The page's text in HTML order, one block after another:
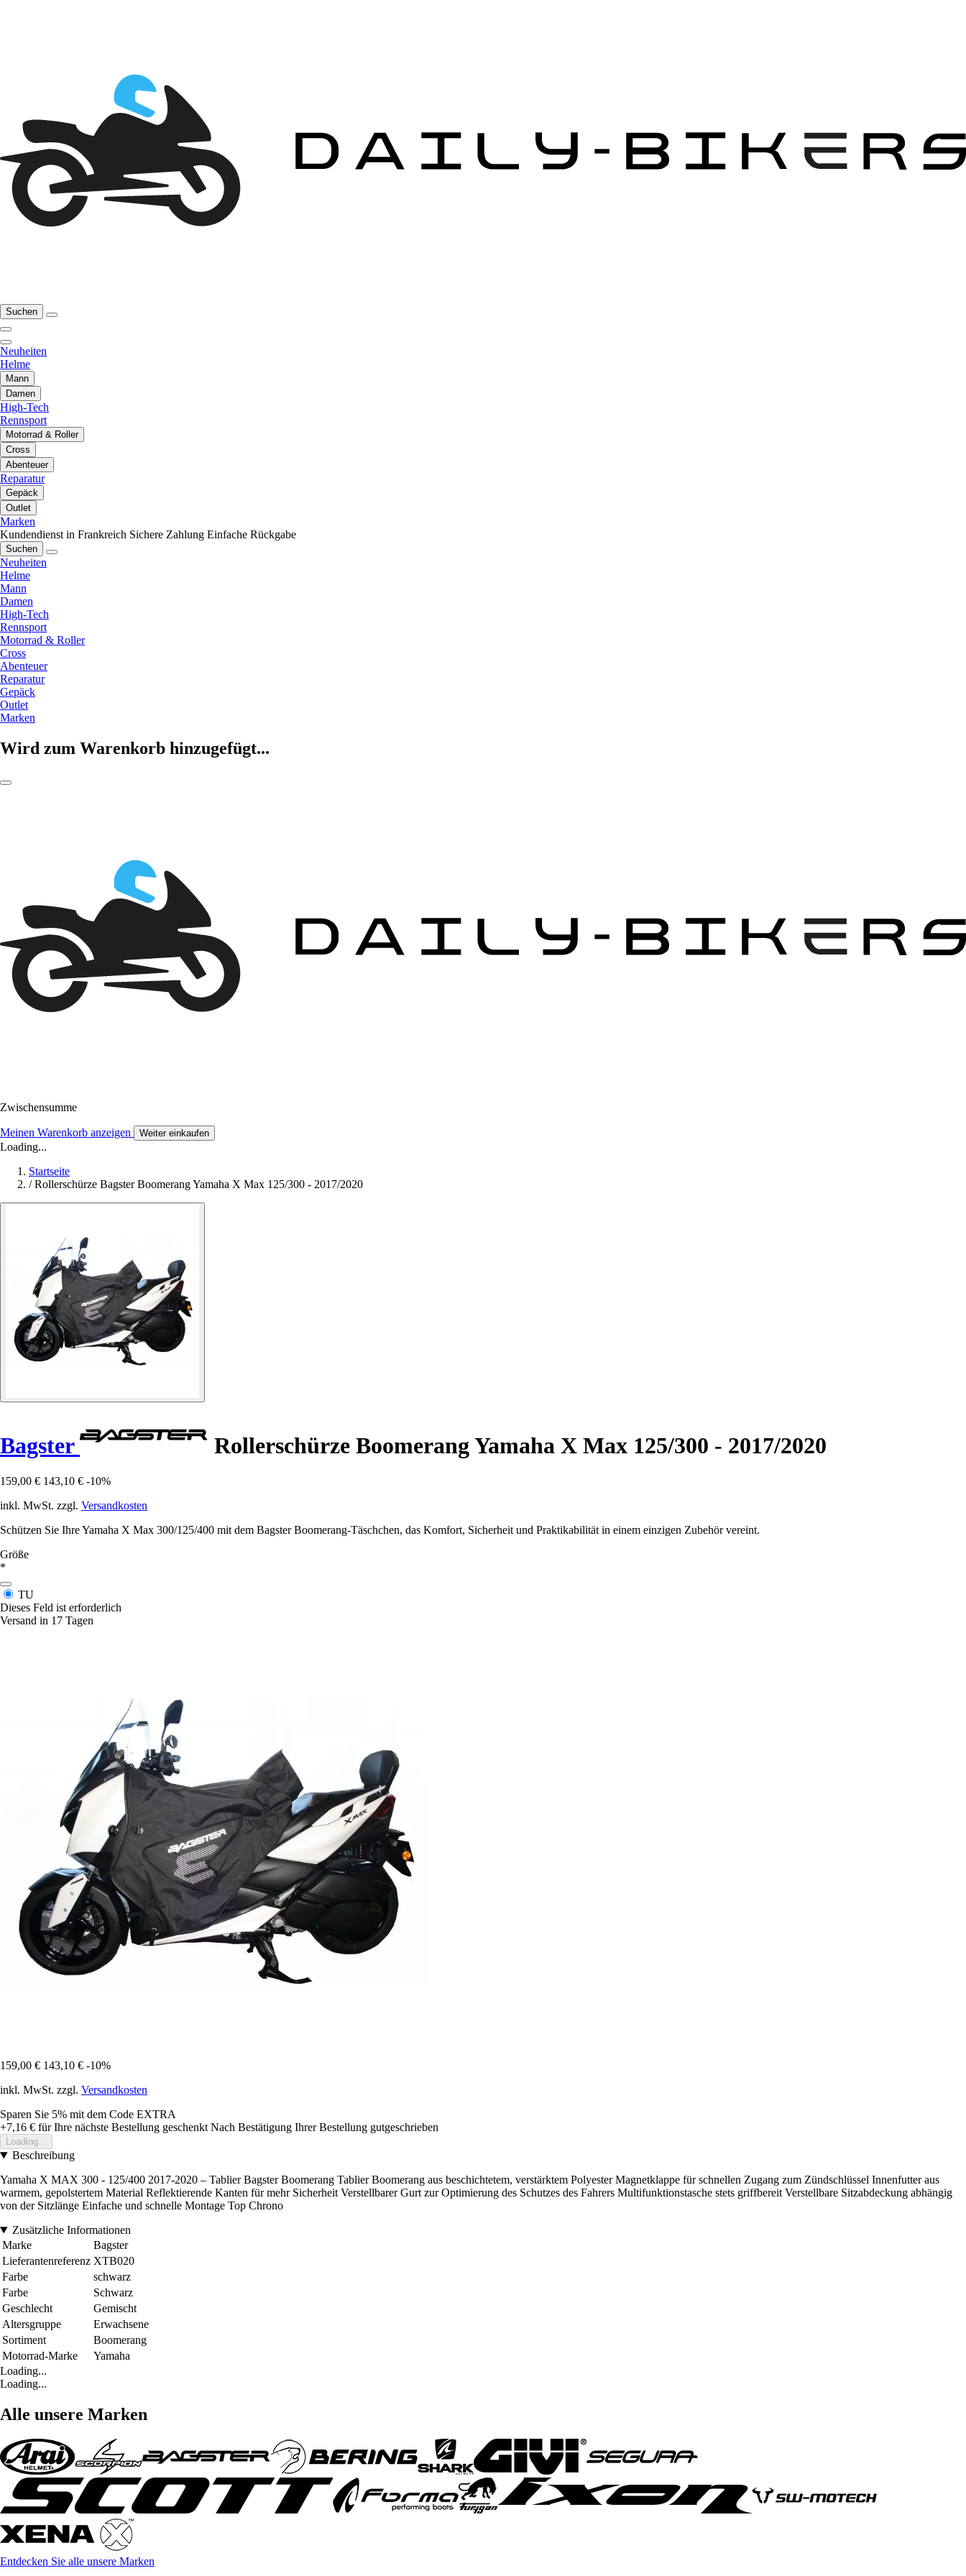
Suchen
Neuheiten
Helme
Mann
Damen
High-Tech
Rennsport
Motorrad & Roller
Cross
Abenteuer
Reparatur
Gepäck
Outlet
Marken
Kundendienst in Frankreich Sichere Zahlung Einfache Rückgabe
Suchen
Neuheiten
Helme
Mann
Damen
High-Tech
Rennsport
Motorrad & Roller
Cross
Abenteuer
Reparatur
Gepäck
Outlet
Marken
Wird zum Warenkorb hinzugefügt...
Zwischensumme
Meinen Warenkorb anzeigen Weiter einkaufen
Loading...
Startseite
/ Rollerschürze Bagster Boomerang Yamaha X Max 125/300 - 2017/2020
Bagster Rollerschürze Boomerang Yamaha X Max 125/300 - 2017/2020
159,00 € 143,10 € -10%
inkl. MwSt. zzgl. Versandkosten
Schützen Sie Ihre Yamaha X Max 300/125/400 mit dem Bagster Boomerang-Täschchen, das Komfort, Sicherheit und Praktikabilität in einem einzigen Zubehör vereint.
Größe
*
TU
Dieses Feld ist erforderlich
Versand in 17 Tagen
159,00 € 143,10 € -10%
inkl. MwSt. zzgl. Versandkosten
Sparen Sie 5% mit dem Code EXTRA
+7,16 € für Ihre nächste Bestellung geschenkt Nach Bestätigung Ihrer Bestellung gutgeschrieben
Loading...
Beschreibung
Yamaha X MAX 300 - 125/400 2017-2020 – Tablier Bagster Boomerang Tablier Boomerang aus beschichtetem, verstärktem Polyester Magnetklappe für schnellen Zugang zum Zündschlüssel Innenfutter aus
warmem, gepolstertem Material Reflektierende Kanten für mehr Sicherheit Verstellbarer Gurt zur Optimierung des Schutzes des Fahrers Multifunktionstasche stets griffbereit Verstellbare Sitzabdeckung abhängig
von der Sitzlänge Einfache und schnelle Montage Top Chrono
Zusätzliche Informationen
Marke
Bagster
Lieferantenreferenz XTB020
Farbe
schwarz
Farbe
Schwarz
Geschlecht
Gemischt
Altersgruppe
Erwachsene
Sortiment
Boomerang
Motorrad-Marke
Yamaha
Loading...
Loading...
Alle unsere Marken
Entdecken Sie alle unsere Marken